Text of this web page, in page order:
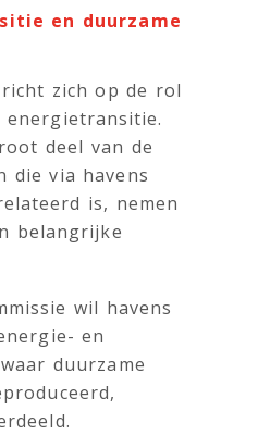
en duurzame
zich op de rol
energietransitie.
deel van de
die via havens
is, nemen
belangrijke
wil havens
en
duurzame